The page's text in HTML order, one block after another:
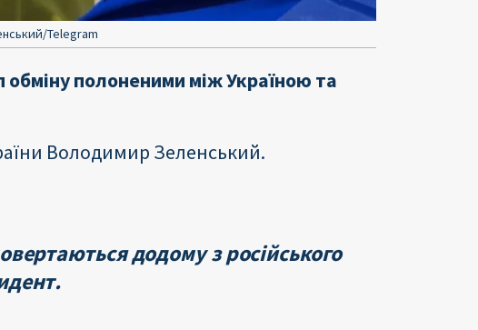
Telegram
полоненими між Україною та
Володимир Зеленський.
додому з російського